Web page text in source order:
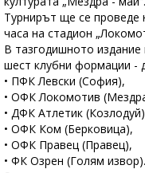
Турнирът ще се проведе
часа на стадион
В тазгодишното
шест клубни формации -
• ПФК Левски (София),
• ОФК Локомотив
• ДФК Атлетик
• ОФК Ком (Берковица),
• ОФК Правец (Правец),
• ФК Озрен (Голям извор).